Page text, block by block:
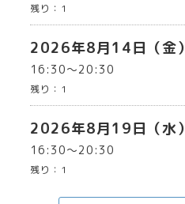
残り： 1
2026年8月14日（金）
16:30〜20:30
残り： 1
2026年8月19日（水）
16:30〜20:30
残り： 1